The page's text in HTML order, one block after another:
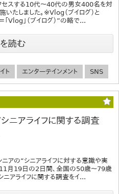
セスする10代～40代の男女400名を対
たしました。※Vlog（ブイログ）と
Vlog」（ブイログ）”の略で...
読む
ト エンターテインメント SNS
ニアライフに関する調査
アの“シニアライフに対する意識や実
月19日の2日間、全国の50歳～79歳
アライフに関する調査をイ...